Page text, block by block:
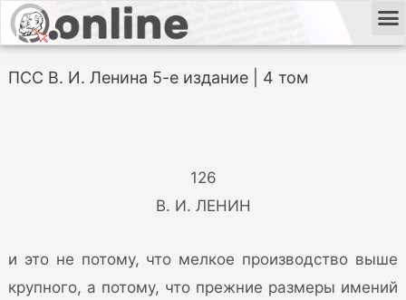
ПСС В. И. Ленина 5-е издание | 4 том
126
В. И. ЛЕНИН
и это не потому, что мелкое производство выше
крупного, а потому, что прежние размеры имений